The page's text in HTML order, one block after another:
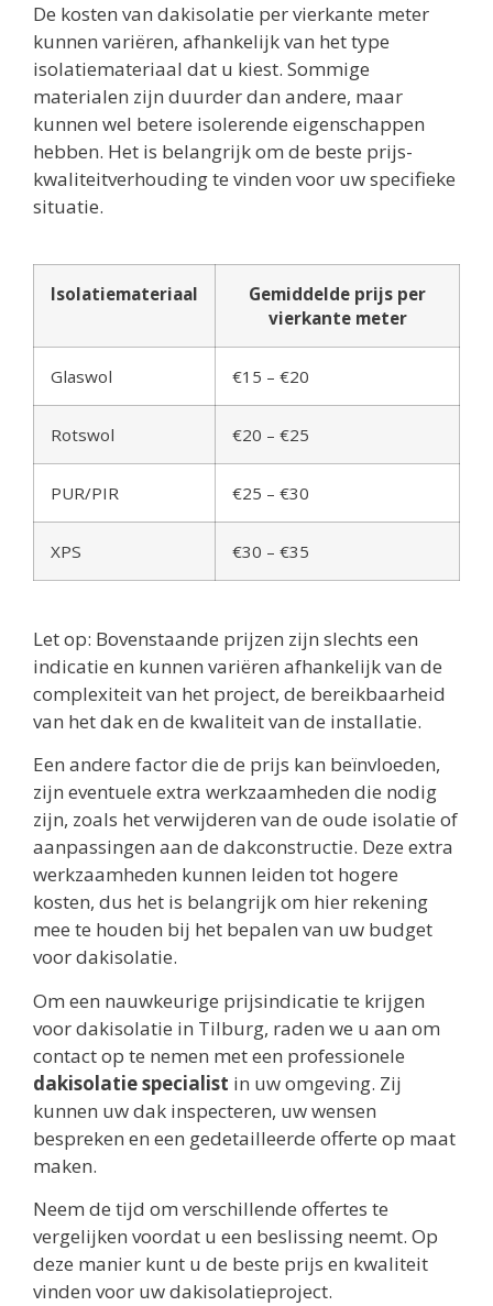
De kosten van dakisolatie per vierkante meter
kunnen variëren, afhankelijk van het type
isolatiemateriaal dat u kiest. Sommige
materialen zijn duurder dan andere, maar
kunnen wel betere isolerende eigenschappen
hebben. Het is belangrijk om de beste prijs-
kwaliteitverhouding te vinden voor uw specifieke
situatie.
Isolatiemateriaal
Gemiddelde prijs per
vierkante meter
Glaswol €15 – €20
Rotswol €20 – €25
PUR/PIR €25 – €30
XPS €30 – €35
Let op: Bovenstaande prijzen zijn slechts een
indicatie en kunnen variëren afhankelijk van de
complexiteit van het project, de bereikbaarheid
van het dak en de kwaliteit van de installatie.
Een andere factor die de prijs kan beïnvloeden,
zijn eventuele extra werkzaamheden die nodig
zijn, zoals het verwijderen van de oude isolatie of
aanpassingen aan de dakconstructie. Deze extra
werkzaamheden kunnen leiden tot hogere
kosten, dus het is belangrijk om hier rekening
mee te houden bij het bepalen van uw budget
voor dakisolatie.
Om een nauwkeurige prijsindicatie te krijgen
voor dakisolatie in Tilburg, raden we u aan om
contact op te nemen met een professionele
dakisolatie specialist in uw omgeving. Zij
kunnen uw dak inspecteren, uw wensen
bespreken en een gedetailleerde offerte op maat
maken.
Neem de tijd om verschillende offertes te
vergelijken voordat u een beslissing neemt. Op
deze manier kunt u de beste prijs en kwaliteit
vinden voor uw dakisolatieproject.